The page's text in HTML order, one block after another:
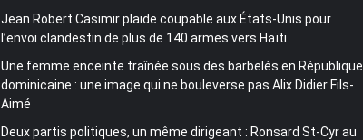
Jean Robert Casimir plaide coupable aux États-Unis pour
l’envoi clandestin de plus de 140 armes vers Haïti
Une femme enceinte traînée sous des barbelés en République
dominicaine : une image qui ne bouleverse pas Alix Didier Fils-
Aimé
Deux partis politiques, un même dirigeant : Ronsard St-Cyr au